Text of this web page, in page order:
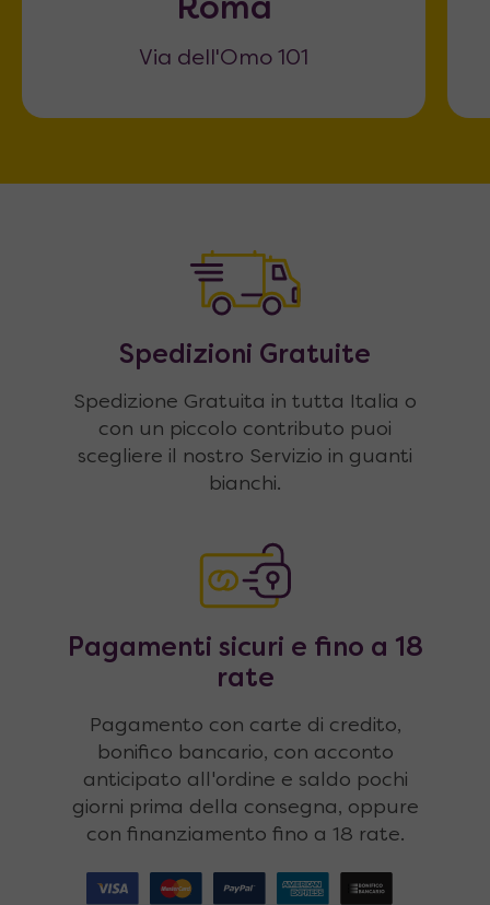
Roma
Via dell'Omo 101
Spedizioni Gratuite
Spedizione Gratuita in tutta Italia o
con un piccolo contributo puoi
scegliere il nostro Servizio in guanti
bianchi.
Pagamenti sicuri e fino a 18
rate
Pagamento con carte di credito,
bonifico bancario, con acconto
anticipato all'ordine e saldo pochi
giorni prima della consegna, oppure
con finanziamento fino a 18 rate.